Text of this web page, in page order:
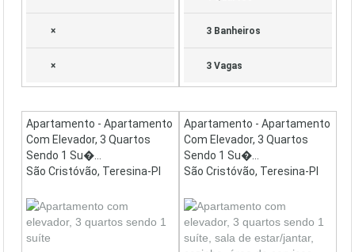
×
×
3 Banheiros
3 Vagas
Apartamento - Apartamento
Com Elevador, 3 Quartos
Sendo 1 Su�...
São Cristóvão, Teresina-PI
Apartamento - Apartamento
Com Elevador, 3 Quartos
Sendo 1 Su�...
São Cristóvão, Teresina-PI